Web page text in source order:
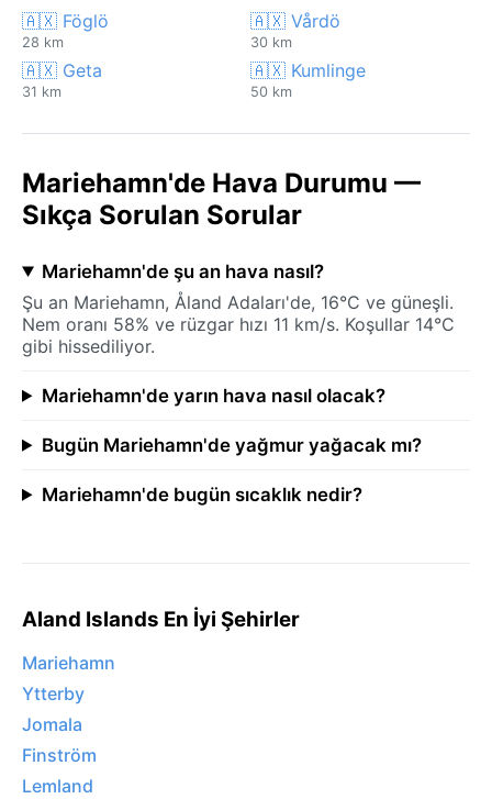
🇦🇽 Föglö
28 km
🇦🇽 Vårdö
30 km
🇦🇽 Geta
31 km
🇦🇽 Kumlinge
50 km
Mariehamn'de Hava Durumu —
Sıkça Sorulan Sorular
Mariehamn'de şu an hava nasıl?
Şu an Mariehamn, Åland Adaları'de, 16°C ve güneşli.
Nem oranı 58% ve rüzgar hızı 11 km/s. Koşullar 14°C
gibi hissediliyor.
Mariehamn'de yarın hava nasıl olacak?
Bugün Mariehamn'de yağmur yağacak mı?
Mariehamn'de bugün sıcaklık nedir?
Aland Islands En İyi Şehirler
Mariehamn
Ytterby
Jomala
Finström
Lemland